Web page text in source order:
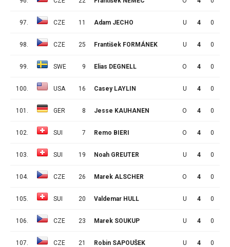
97. CZE 11 Adam JECHO U 4 0
98. CZE 25 František FORMÁNEK U 4 0
99. SWE 9 Elias DEGNELL O 4 0
100. USA 16 Casey LAYLIN U 4 0
101. GER 8 Jesse KAUHANEN O 4 0
102. SUI 7 Remo BIERI O 4 0
103. SUI 19 Noah GREUTER U 4 0
104. CZE 26 Marek ALSCHER O 4 0
105. SUI 20 Valdemar HULL U 4 0
106. CZE 23 Marek SOUKUP U 4 0
107. CZE 21 Robin SAPOUŠEK U 4 0